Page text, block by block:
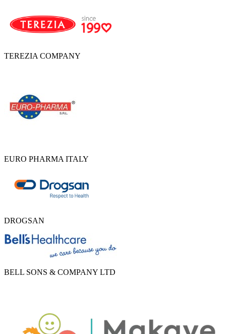
TEREZIA COMPANY
EURO PHARMA ITALY
DROGSAN
BELL SONS & COMPANY LTD